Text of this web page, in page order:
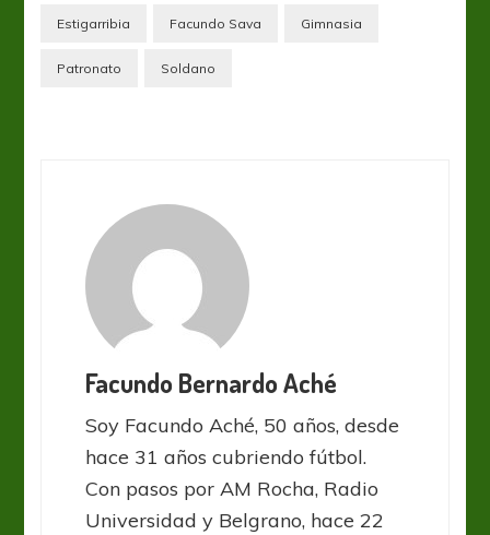
Estigarribia Facundo Sava Gimnasia
Patronato Soldano
Facundo Bernardo Aché
Soy Facundo Aché, 50 años, desde
hace 31 años cubriendo fútbol.
Con pasos por AM Rocha, Radio
Universidad y Belgrano, hace 22